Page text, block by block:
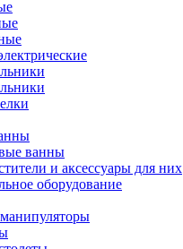
ванны
и аксессуары для них
оборудование